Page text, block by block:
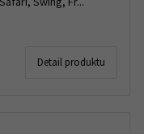
Detail produktu